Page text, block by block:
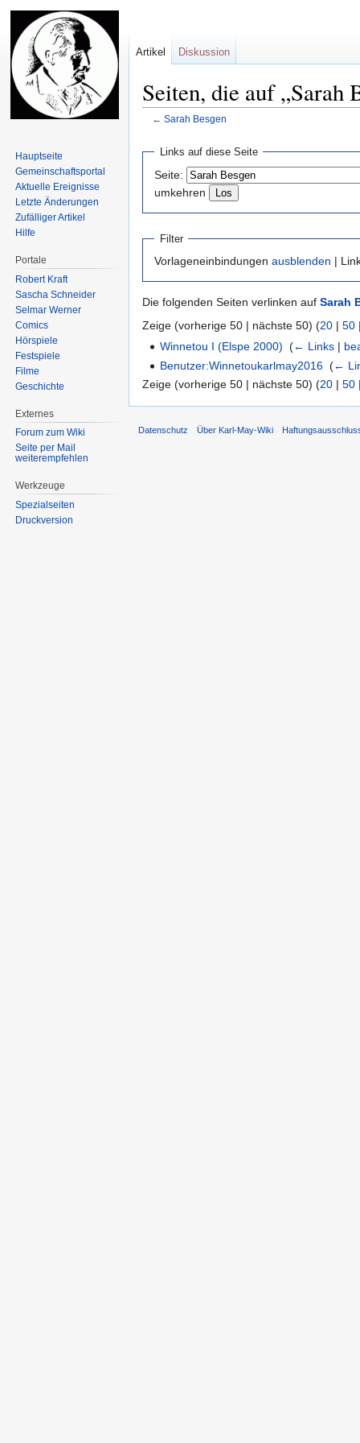
Seiten, die auf „Sarah
← Sarah Besgen
Navigation
springen
springen
Links auf diese Seite
Seite:
umkehren
Filter
Vorlageneinbindungen ausblenden |
Die folgenden Seiten verlinken auf Sarah
Zeige (vorherige 50 | nächste 50) (20 | 50
Winnetou I (Elspe 2000) ‎(← Links |
Benutzer:Winnetoukarlmay2016 ‎(←
Zeige (vorherige 50 | nächste 50) (20 | 50
Artikel Diskussion
Hauptseite
Gemeinschafts­portal
Aktuelle Ereignisse
Letzte Änderungen
Zufälliger Artikel
Hilfe
Portale
Robert Kraft
Sascha Schneider
Selmar Werner
Comics
Hörspiele
Festspiele
Filme
Geschichte
Externes
Forum zum Wiki
Seite per Mail
weiterempfehlen
Werkzeuge
Spezialseiten
Druckversion
Datenschutz Über Karl-May-Wiki